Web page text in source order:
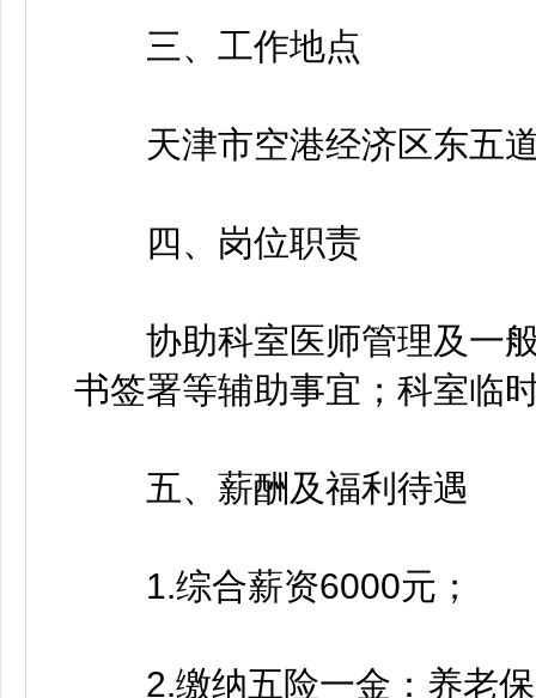
三、工作地点
天津市空港经济区东五
四、岗位职责
协助科室医师管理及一般
书签署等辅助事宜；科室临
五、薪酬及福利待遇
1.综合薪资6000元；
2.缴纳五险一金：养老保